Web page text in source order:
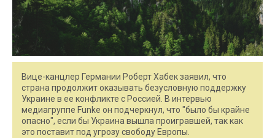
Вице-канцлер Германии Роберт Хабек заявил, что
страна продолжит оказывать безусловную поддержку
Украине в ее конфликте с Россией. В интервью
медиагруппе Funke он подчеркнул, что "было бы крайне
опасно", если бы Украина вышла проигравшей, так как
это поставит под угрозу свободу Европы.